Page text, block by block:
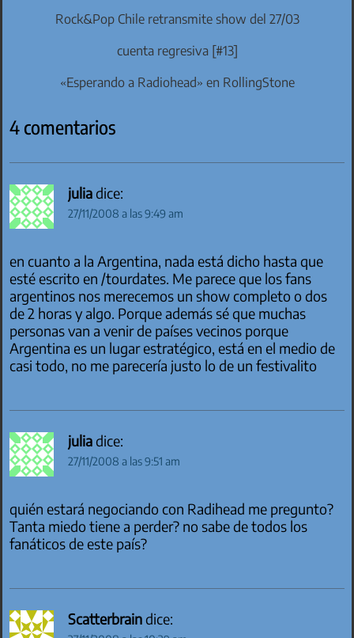
Rock&Pop Chile retransmite show del 27/03
cuenta regresiva [#13]
«Esperando a Radiohead» en RollingStone
4 comentarios
juliadice:
27/11/2008 a las 9:49 am
en cuanto a la Argentina, nada está dicho hasta que
esté escrito en /tourdates. Me parece que los fans
argentinos nos merecemos un show completo o dos
de 2 horas y algo. Porque además sé que muchas
personas van a venir de países vecinos porque
Argentina es un lugar estratégico, está en el medio de
casi todo, no me parecería justo lo de un festivalito
juliadice:
27/11/2008 a las 9:51 am
quién estará negociando con Radihead me pregunto?
Tanta miedo tiene a perder? no sabe de todos los
fanáticos de este país?
Scatterbraindice: